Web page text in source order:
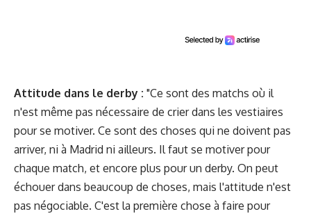
Attitude dans le derby : "Ce sont des matchs où il
n'est même pas nécessaire de crier dans les vestiaires
pour se motiver. Ce sont des choses qui ne doivent pas
arriver, ni à Madrid ni ailleurs. Il faut se motiver pour
chaque match, et encore plus pour un derby. On peut
échouer dans beaucoup de choses, mais l'attitude n'est
pas négociable. C'est la première chose à faire pour